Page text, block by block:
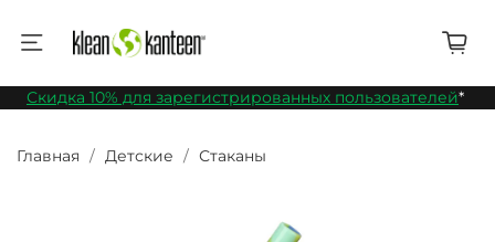
Скидка 10% для зарегистрированных пользователей*
Главная Детские Стаканы